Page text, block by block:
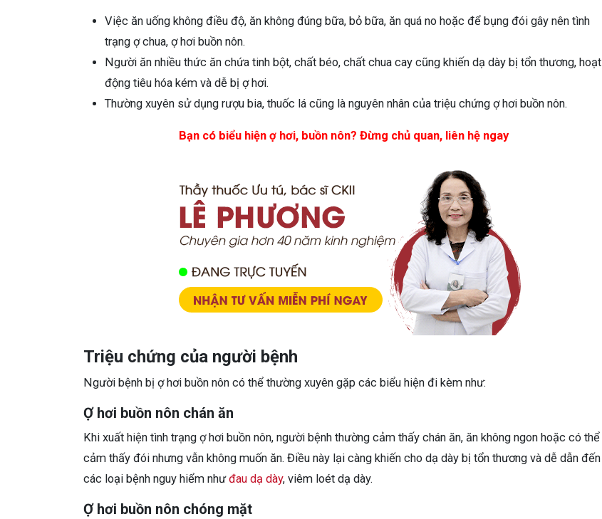
Việc ăn uống không điều độ, ăn không đúng bữa, bỏ bữa, ăn quá no hoặc để bụng đói gây nên tình
trạng ợ chua, ợ hơi buồn nôn.
Người ăn nhiều thức ăn chứa tinh bột, chất béo, chất chua cay cũng khiến dạ dày bị tổn thương, hoạt
động tiêu hóa kém và dễ bị ợ hơi.
Thường xuyên sử dụng rượu bia, thuốc lá cũng là nguyên nhân của triệu chứng ợ hơi buồn nôn.
Bạn có biểu hiện ợ hơi, buồn nôn? Đừng chủ quan, liên hệ ngay
Triệu chứng của người bệnh
Người bệnh bị ợ hơi buồn nôn có thể thường xuyên gặp các biểu hiện đi kèm như:
Ợ hơi buồn nôn chán ăn
Khi xuất hiện tình trạng ợ hơi buồn nôn, người bệnh thường cảm thấy chán ăn, ăn không ngon hoặc có thể
cảm thấy đói nhưng vẫn không muốn ăn. Điều này lại càng khiến cho dạ dày bị tổn thương và dễ dẫn đến
các loại bệnh nguy hiểm nhưđau dạ dày, viêm loét dạ dày.
Ợ hơi buồn nôn chóng mặt